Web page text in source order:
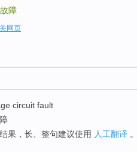
障
网页
circuit fault
果，长、整句建议使用 人工翻译